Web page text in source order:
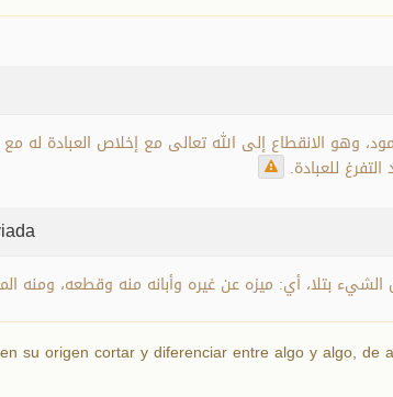
على الله وطاعته وتفريغ النفس لذلك، وهو على قسمين: 1- تبتل محمود، وهو الانقطاع إلى الله
بتلا، أي: ميزه عن غيره وأبانه منه وقطعه، ومنه
su origen cortar y diferenciar entre algo y algo,